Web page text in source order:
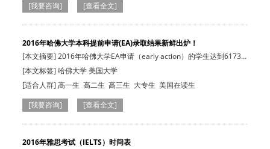
[我要咨询] [查看全文]
2016年哈佛大学本科提前申请(EA)录取结果新鲜出炉！
[本文摘要] 2016年哈佛大学EA申请（early action）的学生达到6173
人，跟去年的…
[本文标签] 哈佛大学 美国大学
[适合人群] 高一生 高二生 高三生 大专生 美国在读生
[我要咨询]
[查看全文]
2016年雅思考试（IELTS）时间表